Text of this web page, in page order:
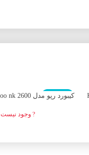
اتمام موجودی
کیبورد رپو مدل Keyboard Rapoo nk 2600
? وجود نیست